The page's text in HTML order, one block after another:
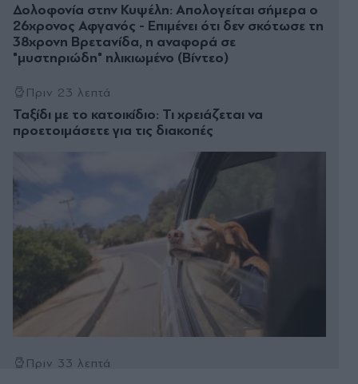
Δολοφονία στην Κυψέλη: Απολογείται σήμερα ο
26χρονος Αφγανός - Επιμένει ότι δεν σκότωσε τη
38χρονη Βρετανίδα, η αναφορά σε
"μυστηριώδη" ηλικιωμένο (Βίντεο)
Πριν 23 λεπτά
Ταξίδι με το κατοικίδιο: Τι χρειάζεται να
προετοιμάσετε για τις διακοπές
Πριν 33 λεπτά